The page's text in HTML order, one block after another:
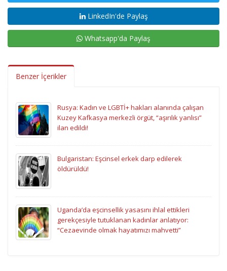
LinkedIn'de Paylaş
Whatsapp'da Paylaş
Benzer İçerikler
Rusya: Kadın ve LGBTİ+ hakları alanında çalışan
Kuzey Kafkasya merkezli örgüt, “aşırılık yanlısı”
ilan edildi!
Bulgaristan: Eşcinsel erkek darp edilerek
öldürüldü!
Uganda’da eşcinsellik yasasını ihlal ettikleri
gerekçesiyle tutuklanan kadınlar anlatıyor:
“Cezaevinde olmak hayatımızı mahvetti”